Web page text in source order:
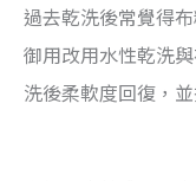
過去乾洗後常覺得布
御用改用水性乾洗與
洗後柔軟度回復，